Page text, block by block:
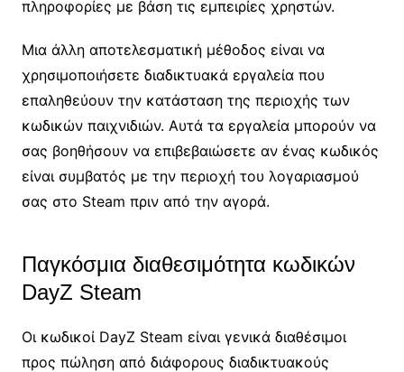
πληροφορίες με βάση τις εμπειρίες χρηστών.
Μια άλλη αποτελεσματική μέθοδος είναι να
χρησιμοποιήσετε διαδικτυακά εργαλεία που
επαληθεύουν την κατάσταση της περιοχής των
κωδικών παιχνιδιών. Αυτά τα εργαλεία μπορούν να
σας βοηθήσουν να επιβεβαιώσετε αν ένας κωδικός
είναι συμβατός με την περιοχή του λογαριασμού
σας στο Steam πριν από την αγορά.
Παγκόσμια διαθεσιμότητα κωδικών
DayZ Steam
Οι κωδικοί DayZ Steam είναι γενικά διαθέσιμοι
προς πώληση από διάφορους διαδικτυακούς